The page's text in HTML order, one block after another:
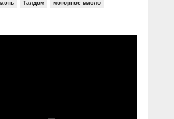
меч»
России»
Талдом моторное масло